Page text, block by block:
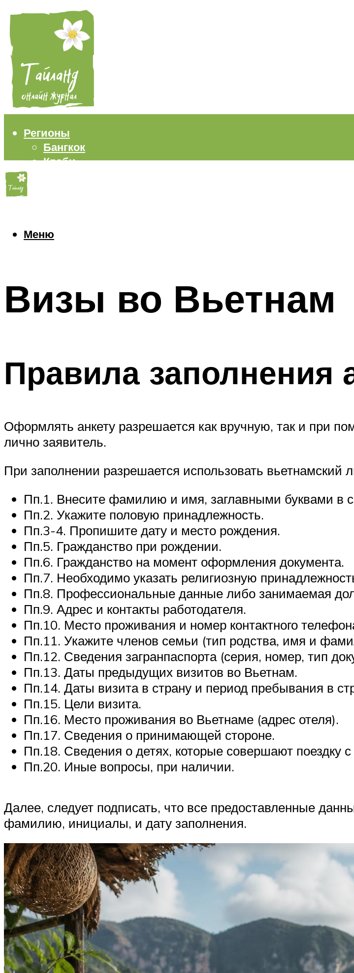
Регионы
Бангкок
Краби
Еда
Меню
Меню
Визы во Вьетнам
Правила заполнения
Оформлять анкету разрешается как вручную, так и при
лично заявитель.
При заполнении разрешается использовать вьетнамский
Пп.1. Внесите фамилию и имя, заглавными буквами в
Пп.2. Укажите половую принадлежность.
Пп.3-4. Пропишите дату и место рождения.
Пп.5. Гражданство при рождении.
Пп.6. Гражданство на момент оформления документа.
Пп.7. Необходимо указать религиозную
Пп.8. Профессиональные данные либо занимаемая
Пп.9. Адрес и контакты работодателя.
Пп.10. Место проживания и номер контактного
Пп.11. Укажите членов семьи (тип родства, имя и
Пп.12. Сведения загранпаспорта (серия, номер, тип
Пп.13. Даты предыдущих визитов во Вьетнам.
Пп.14. Даты визита в страну и период пребывания в
Пп.15. Цели визита.
Пп.16. Место проживания во Вьетнаме (адрес отеля).
Пп.17. Сведения о принимающей стороне.
Пп.18. Сведения о детях, которые совершают поездку
Пп.20. Иные вопросы, при наличии.
Далее, следует подписать, что все предоставленные
фамилию, инициалы, и дату заполнения.